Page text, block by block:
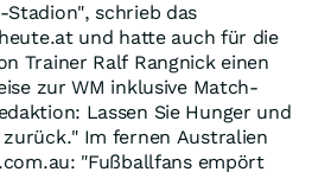
Stadion", schrieb das
und hatte auch für die
Trainer Ralf Rangnick einen
zur WM inklusive Match-
Lassen Sie Hunger und
Im fernen Australien
"Fußballfans empört